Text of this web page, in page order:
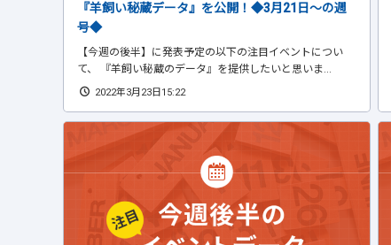
『羊飼い秘蔵データ』を公開！◆3月21日～の週
号◆
【今週の後半】に発表予定の以下の注目イベントについ
て、 『羊飼い秘蔵のデータ』を提供したいと思いま...
2022年3月23日15:22